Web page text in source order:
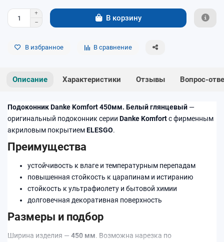
В корзину
В избранное В сравнение
Описание Характеристики Отзывы Вопрос-
Подоконник Danke Komfort 450мм. Белый глянцевый —
оригинальный подоконник серии Danke Komfortс фирменным
акриловым покрытиемELESGO.
Преимущества
устойчивость к влаге и температурным перепадам
повышенная стойкость к царапинам и истиранию
стойкость к ультрафиолету и бытовой химии
долговечная декоративная поверхность
Размеры и подбор
Ширина изделия — 450 мм. Возможна нарезка по